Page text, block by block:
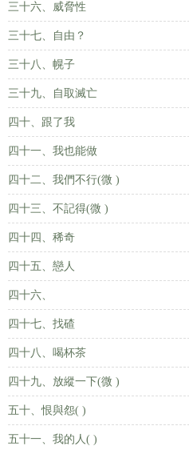
三十六、威脅性
三十七、自由？
三十八、幌子
三十九、自取滅亡
四十、跟了我
四十一、我也能做
四十二、我們不行(微 )
四十三、不記得(微 )
四十四、稀奇
四十五、戀人
四十六、
四十七、找碴
四十八、喝杯茶
四十九、放縱一下(微 )
五十、恨與怨( )
五十一、我的人( )